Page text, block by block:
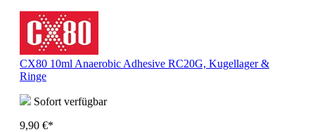
CX80 10ml Anaerobic Adhesive RC20G, Kugellager &
Ringe
Sofort verfügbar
9,90 €*